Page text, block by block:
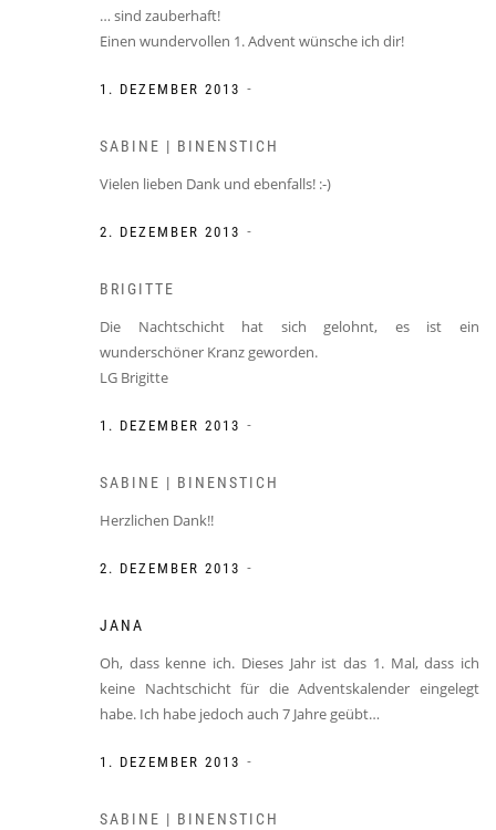
… sind zauberhaft!
Einen wundervollen 1. Advent wünsche ich dir!
1. DEZEMBER 2013 -
SABINE | BINENSTICH
Vielen lieben Dank und ebenfalls! :-)
2. DEZEMBER 2013 -
BRIGITTE
Die Nachtschicht hat sich gelohnt, es ist ein
wunderschöner Kranz geworden.
LG Brigitte
1. DEZEMBER 2013 -
SABINE | BINENSTICH
Herzlichen Dank!!
2. DEZEMBER 2013 -
JANA
Oh, dass kenne ich. Dieses Jahr ist das 1. Mal, dass ich
keine Nachtschicht für die Adventskalender eingelegt
habe. Ich habe jedoch auch 7 Jahre geübt…
1. DEZEMBER 2013 -
SABINE | BINENSTICH